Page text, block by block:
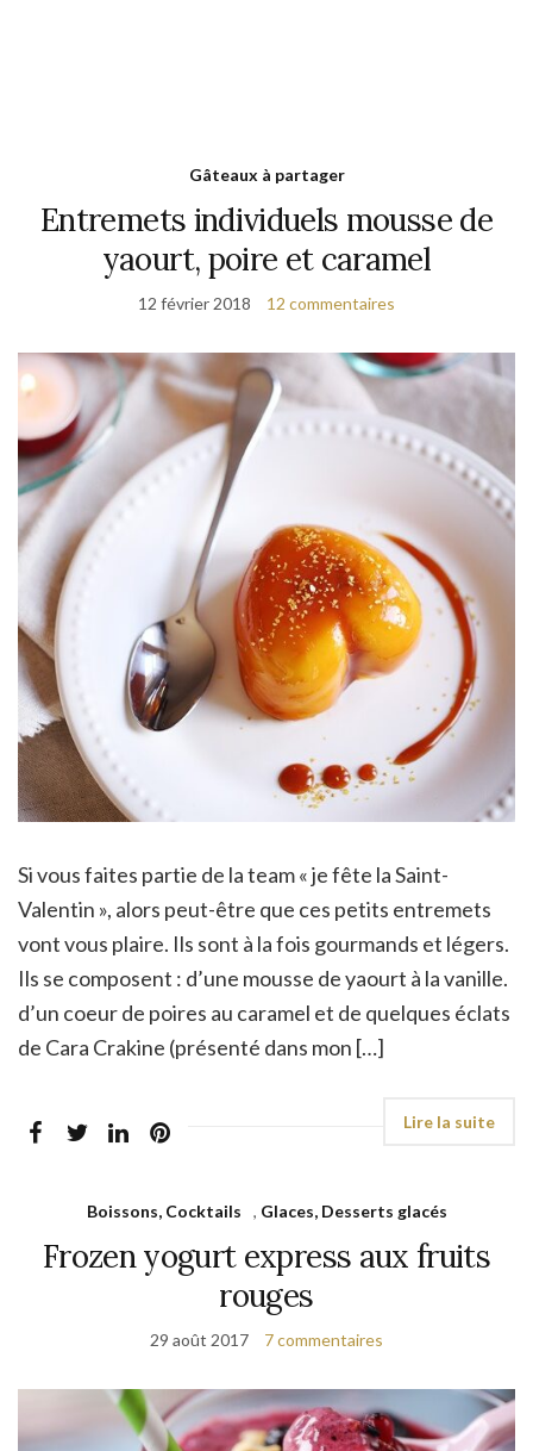
Gâteaux à partager
Entremets individuels mousse de
yaourt, poire et caramel
12 février 2018 12 commentaires
Si vous faites partie de la team « je fête la Saint-
Valentin », alors peut-être que ces petits entremets
vont vous plaire. Ils sont à la fois gourmands et légers.
Ils se composent : d’une mousse de yaourt à la vanille.
d’un coeur de poires au caramel et de quelques éclats
de Cara Crakine (présenté dans mon […]
Boissons, Cocktails , Glaces, Desserts glacés
Frozen yogurt express aux fruits
rouges
29 août 2017 7 commentaires